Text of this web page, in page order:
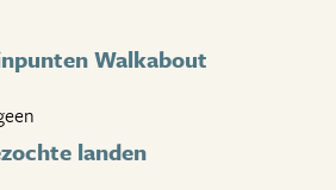
Walkabout
landen